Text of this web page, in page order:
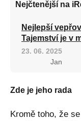
Nejčtenější na
Nejlepší
Tajemství je v
23. 06. 2025
Jan
Zde je jeho rada
Kromě toho, že